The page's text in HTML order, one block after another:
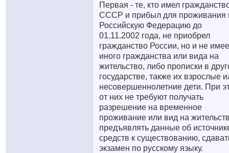
Первая - те, кто имел
СССР и прибыл для проживания
Российскую Федерацию до
01.11.2002 года, не приобрел
гражданство России, но и не
иного гражданства или вида на
жительство, либо прописки в
государстве, также их взрослые
несовершеннолетние дети. При
от них не требуют получать
разрешение на временное
проживание или вид на
предъявлять данные об
средств к существованию,
экзамен по русскому языку.